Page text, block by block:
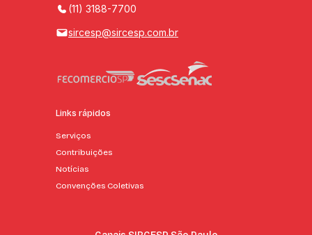
(11) 3188-7700
sircesp@sircesp.com.br
Links rápidos
Serviços
Contribuições
Notícias
Convenções Coletivas